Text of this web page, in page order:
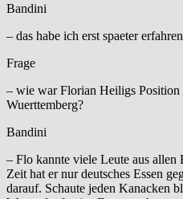
Bandini
– das habe ich erst spaeter
Frage
– wie war Florian Heiligs Position
Wuerttemberg?
Bandini
– Flo kannte viele Leute aus allen
Zeit hat er nur deutsches Essen
darauf. Schaute jeden Kanacken